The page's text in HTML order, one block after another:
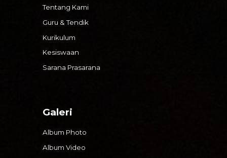
Tentang Kami
Guru & Tendik
Kurikulum
Kesiswaan
Sarana Prasarana
Galeri
Album Photo
Album Video